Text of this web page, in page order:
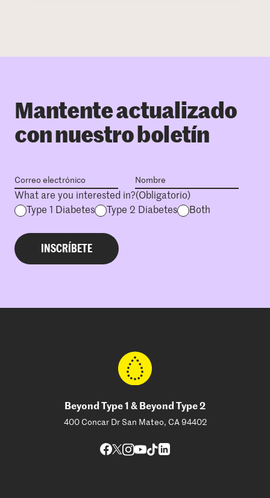
Mantente actualizado
con nuestro boletín
What are you interested in?(Obligatorio)
Type 1 Diabetes
Type 2 Diabetes Both
Beyond Type 1 & Beyond Type 2
400 Concar Dr San Mateo, CA 94402